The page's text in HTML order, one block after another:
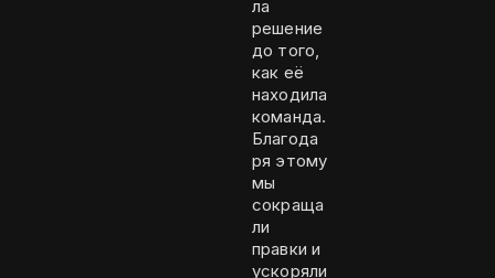
ла
решение
до того,
как её
находила
команда.
Благода
ря этому
мы
сокраща
ли
правки и
ускоряли